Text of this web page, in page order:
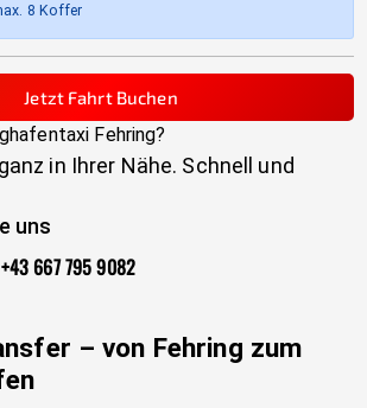
8 Koffer
Jetzt Fahrt Buchen
Fehring?
in Ihrer Nähe. Schnell und
uns
+43 667 795 9082
– von Fehring zum